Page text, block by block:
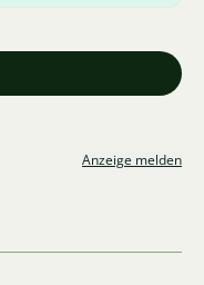
Anzeige melden